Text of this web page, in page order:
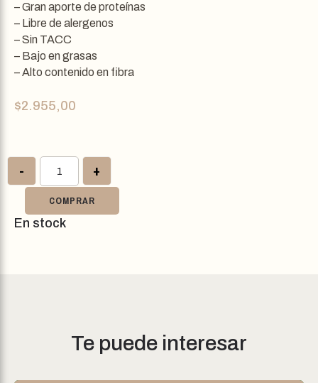
– Gran aporte de proteínas
– Libre de alergenos
– Sin TACC
– Bajo en grasas
– Alto contenido en fibra
$2.955,00
- +
COMPRAR
En stock
Te puede interesar